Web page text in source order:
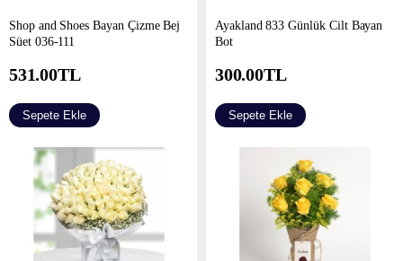
Shop and Shoes Bayan Çizme Bej
Süet 036-111
531.00TL
Sepete Ekle
Ayakland 833 Günlük Cilt Bayan
Bot
300.00TL
Sepete Ekle